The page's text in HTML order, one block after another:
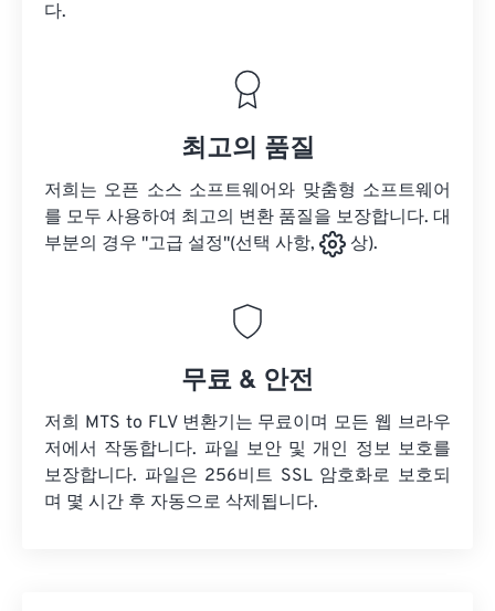
다.
최고의 품질
저희는 오픈 소스 소프트웨어와 맞춤형 소프트웨어
를 모두 사용하여 최고의 변환 품질을 보장합니다. 대
부분의 경우 "고급 설정"(선택 사항,
상).
무료 & 안전
저희 MTS to FLV 변환기는 무료이며 모든 웹 브라우
저에서 작동합니다. 파일 보안 및 개인 정보 보호를
보장합니다. 파일은 256비트 SSL 암호화로 보호되
며 몇 시간 후 자동으로 삭제됩니다.